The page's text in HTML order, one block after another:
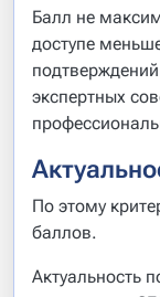
Балл не
доступе
экспертных
По этому
баллов.
Актуальность